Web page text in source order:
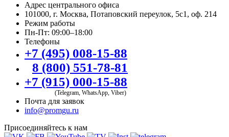
Адрес центрального офиса
101000, г. Москва, Потаповский переулок, 5с1, оф. 214
Режим работы
Пн-Пт: 09:00–18:00
Телефоны
+7 (495) 008-15-88
8 (800) 551-78-81
+7 (915) 000-15-88
(Telegram, WhatsApp, Viber)
Почта для заявок
info@promgu.ru
Присоединяйтесь к нам